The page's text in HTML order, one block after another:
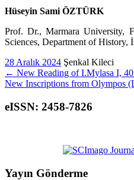
Hüseyin Sami ÖZTÜRK
Prof. Dr., Marmara University,
Sciences, Department of History,
28 Aralık 2024 Şenkal Kileci
← New Reading of I.Mylasa I,
New Inscriptions from Olympos
eISSN: 2458-7826
Yayın Gönderme